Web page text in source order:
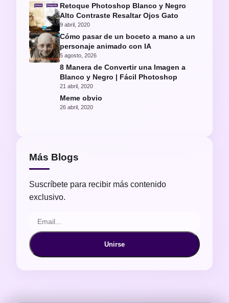
Retoque Photoshop Blanco y Negro
Alto Contraste Resaltar Ojos Gato
9 abril, 2020
Cómo pasar de un boceto a mano a un
personaje animado con IA
5 agosto, 2026
8 Manera de Convertir una Imagen a
Blanco y Negro | Fácil Photoshop
21 abril, 2020
Meme obvio
26 abril, 2020
Más Blogs
Suscríbete para recibir más contenido
exclusivo.
Unirse